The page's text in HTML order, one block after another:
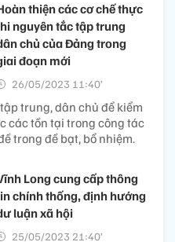
thiện các cơ chế thực
nguyên tắc tập trung
chủ của Đảng trong
đoạn mới
26/05/2023 11:40’
trung, dân chủ để kiểm
các tồn tại trong công tác
trong đề bạt, bổ nhiệm.
Long cung cấp thông
chính thống, định hướng
luận xã hội
25/05/2023 21:40’